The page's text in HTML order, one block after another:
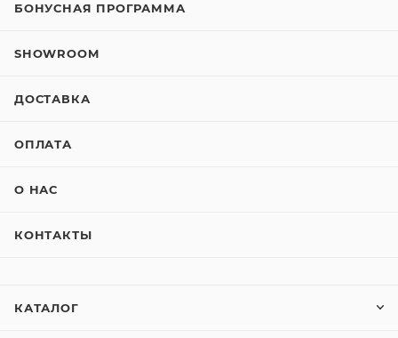
БОНУСНАЯ ПРОГРАММА
SHOWROOM
ДОСТАВКА
ОПЛАТА
О НАС
КОНТАКТЫ
КАТАЛОГ